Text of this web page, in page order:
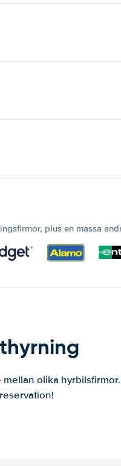
plus en massa
olika